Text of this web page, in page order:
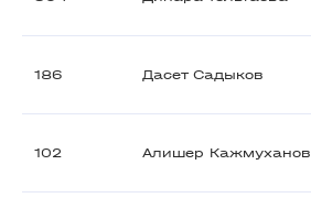
186 Дасет Садыков
102 Алишер Кажмуханов